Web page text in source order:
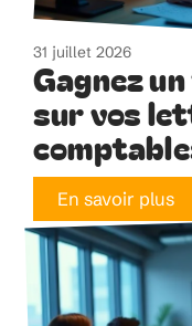
31 juillet 2026
Gagnez
sur vos
En savoir plus